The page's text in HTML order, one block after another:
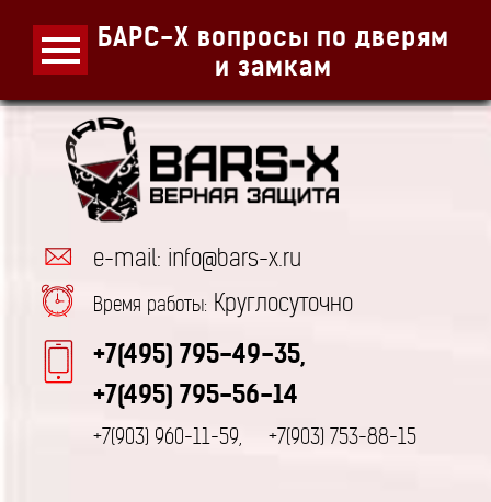
БАРС-Х вопросы по дверям
и замкам
e-mail: info@bars-x.ru
Время работы: Круглосуточно
+7(495) 795-49-35,
+7(495) 795-56-14
+7(903) 960-11-59, +7(903) 753-88-15